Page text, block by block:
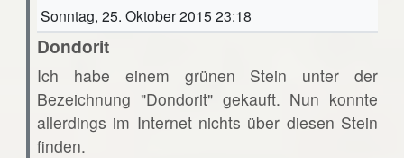
Sonntag, 25. Oktober 2015 23:18
Dondorit
Ich habe einem grünen Stein unter der
Bezeichnung "Dondorit" gekauft. Nun konnte
allerdings im Internet nichts über diesen Stein
finden.